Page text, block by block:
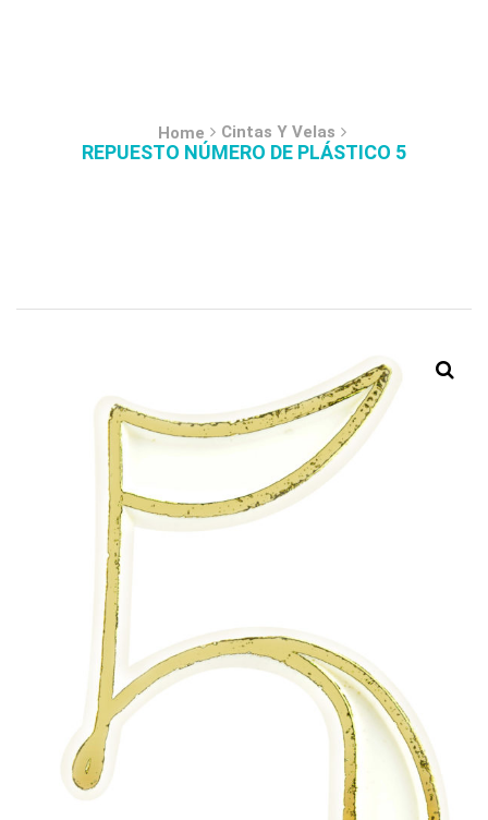
Home Cintas Y Velas
REPUESTO NÚMERO DE PLÁSTICO 5